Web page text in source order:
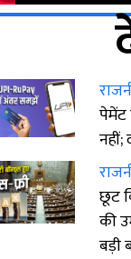
पेमेंट
छूट
की
बड़ी